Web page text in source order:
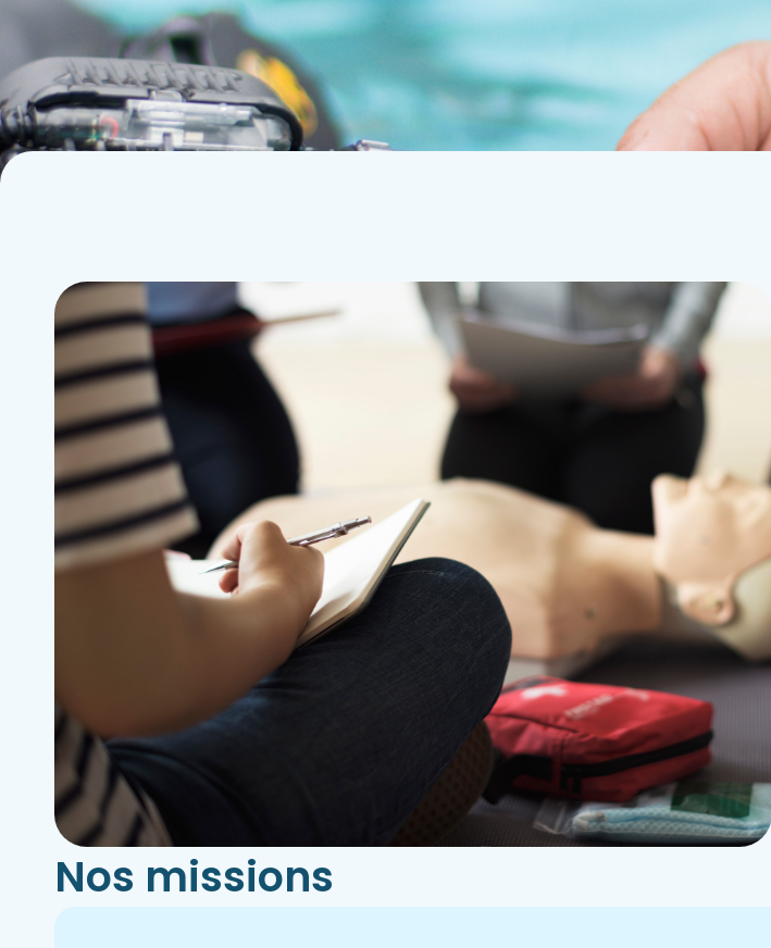
La plongée technique
La plongée adaptée
L'audiovisuel
La TSA et le TSC
Agenda
Contact
Nos missions